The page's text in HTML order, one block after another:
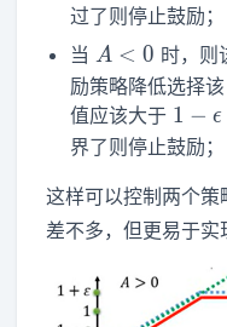
过了则停止鼓励；
当 A<0
A < 0 时，则
励策略降低选择
值应该大于 1-
1 − ϵ
界了则停止鼓励；
这样可以控制两个
差不多，但更易于实